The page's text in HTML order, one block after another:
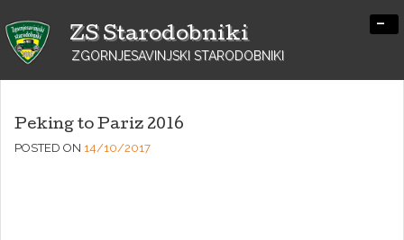
ZS Starodobniki
ZGORNJESAVINJSKI STARODOBNIKI
-
Peking to Pariz 2016
POSTED ON 14/10/2017